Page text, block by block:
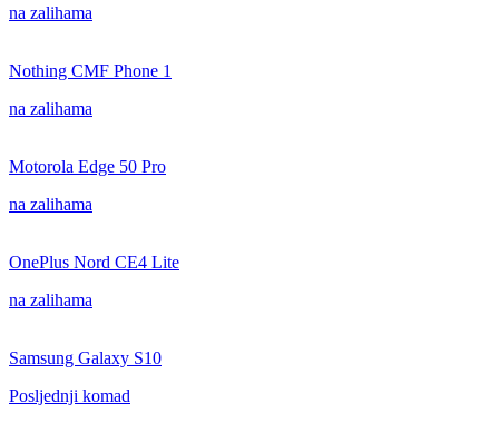
na zalihama
Nothing CMF Phone 1
na zalihama
Motorola Edge 50 Pro
na zalihama
OnePlus Nord CE4 Lite
na zalihama
Samsung Galaxy S10
Posljednji komad